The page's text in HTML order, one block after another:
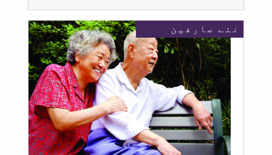
نئے صارفین